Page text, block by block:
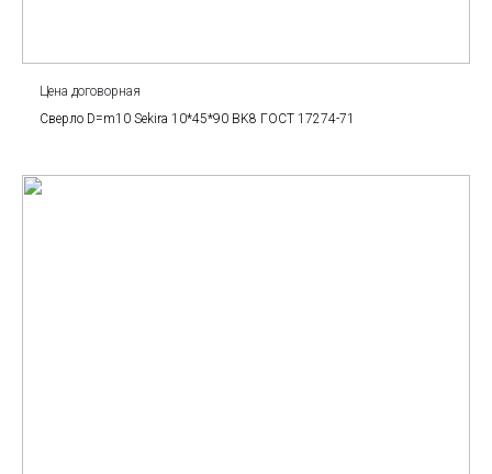
Цена договорная
Сверло D=m10 Sekira 10*45*90 BK8 ГОСТ 17274-71